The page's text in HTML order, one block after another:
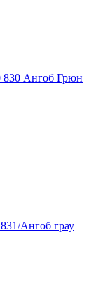
830 Ангоб Грюн
831/Ангоб грау